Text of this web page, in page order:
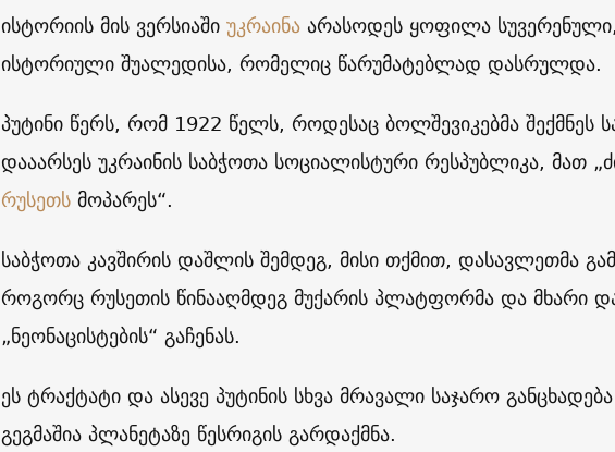
ისტორიის მის ვერსიაშიუკრაინაარასოდეს ყოფილა
ისტორიული შუალედისა, რომელიც წარუმატებლად დასრულდა.
პუტინი წერს, რომ 1922 წელს, როდესაც ბოლშევიკებმა შექმნეს
დააარსეს უკრაინის საბჭოთა სოციალისტური რესპუბლიკა, მათ
რუსეთსმოპარეს“.
საბჭოთა კავშირის დაშლის შემდეგ, მისი თქმით, დასავლეთმა
როგორც რუსეთის წინააღმდეგ მუქარის პლატფორმა და მხარი
„ნეონაცისტების“ გაჩენას.
ეს ტრაქტატი და ასევე პუტინის სხვა მრავალი საჯარო
გეგმაშია პლანეტაზე წესრიგის გარდაქმნა.